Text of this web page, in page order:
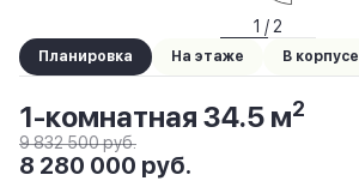
1 / 2
Планировка На этаже В корпусе
1-комнатная 34.5 м2
9 832 500 руб.
8 280 000 руб.